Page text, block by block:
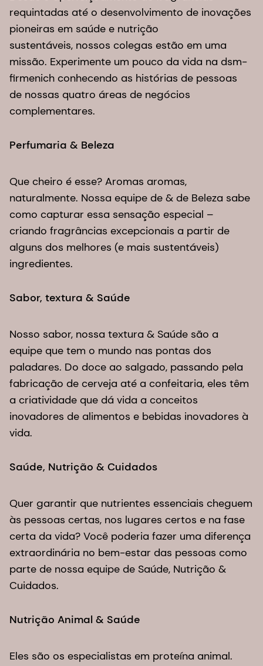
requintadas até o desenvolvimento de inovações
pioneiras em saúde e nutrição
sustentáveis, nossos colegas estão em uma
missão. Experimente um pouco da vida na dsm-
firmenich conhecendo as histórias de pessoas
de nossas quatro áreas de negócios
complementares.​
Perfumaria & Beleza​
Que cheiro é esse? Aromas aromas,
naturalmente. Nossa equipe de & de Beleza sabe
como capturar essa sensação especial –
criando fragrâncias excepcionais a partir de
alguns dos melhores (e mais sustentáveis)
ingredientes.
Sabor, textura & Saúde
Nosso sabor, nossa textura & Saúde são a
equipe que tem o mundo nas pontas dos
paladares. Do doce ao salgado, passando pela
fabricação de cerveja até a confeitaria, eles têm
a criatividade que dá vida a conceitos
inovadores de alimentos e bebidas inovadores à
vida.
Saúde, Nutrição & Cuidados
Quer garantir que nutrientes essenciais cheguem
às pessoas certas, nos lugares certos e na fase
certa da vida? Você poderia fazer uma diferença
extraordinária no bem-estar das pessoas como
parte de nossa equipe de Saúde, Nutrição &
Cuidados.
Nutrição Animal & Saúde
Eles são os especialistas em proteína animal.